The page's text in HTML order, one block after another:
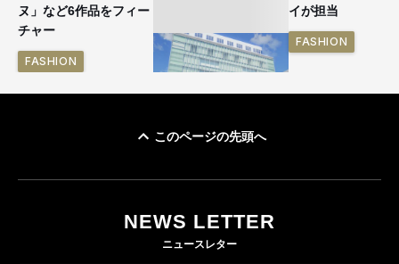
ヌ」など6作品をフィー
チャー
FASHION
FASHION
イが担当
FASHION
このページの先頭へ
NEWS LETTER
ニュースレター